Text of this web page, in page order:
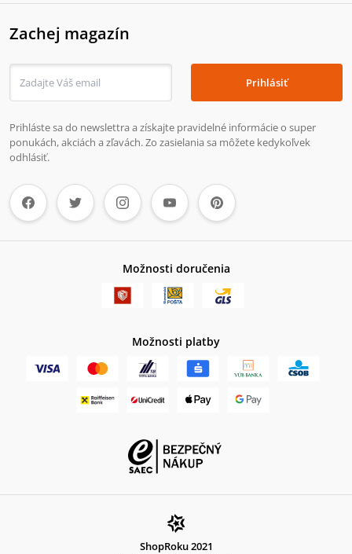
Zachej magazín
Prihlásiť
Prihláste sa do newslettra a získajte pravidelné informácie o super
ponukách, akciách a zľavách. Zo zasielania sa môžete kedykoľvek
odhlásiť.
Možnosti doručenia
Možnosti platby
ShopRoku 2021